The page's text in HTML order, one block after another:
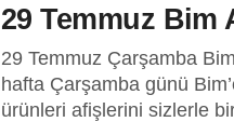
29 Temmuz Bim
29 Temmuz Çarşamba
hafta Çarşamba günü
ürünleri afişlerini sizlerle